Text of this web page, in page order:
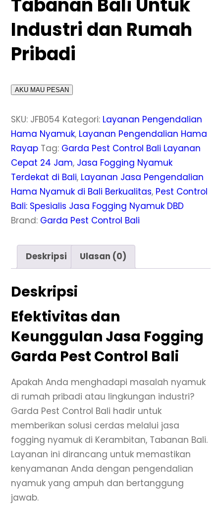
Tabanan Bali Untuk
Industri dan Rumah
Pribadi
AKU MAU PESAN
SKU: JFB054 Kategori: Layanan Pengendalian
Hama Nyamuk, Layanan Pengendalian Hama
Rayap Tag: Garda Pest Control Bali Layanan
Cepat 24 Jam, Jasa Fogging Nyamuk
Terdekat di Bali, Layanan Jasa Pengendalian
Hama Nyamuk di Bali Berkualitas, Pest Control
Bali: Spesialis Jasa Fogging Nyamuk DBD
Brand: Garda Pest Control Bali
Deskripsi Ulasan (0)
Deskripsi
Efektivitas dan
Keunggulan Jasa Fogging
Garda Pest Control Bali
Apakah Anda menghadapi masalah nyamuk
di rumah pribadi atau lingkungan industri?
Garda Pest Control Bali hadir untuk
memberikan solusi cerdas melalui jasa
fogging nyamuk di Kerambitan, Tabanan Bali.
Layanan ini dirancang untuk memastikan
kenyamanan Anda dengan pengendalian
nyamuk yang ampuh dan bertanggung
jawab.